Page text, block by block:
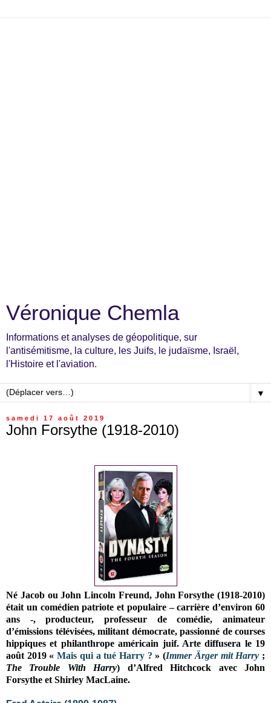
Véronique Chemla
Informations et analyses de géopolitique, sur
l'antisémitisme, la culture, les Juifs, le judaïsme, Israël,
l'Histoire et l'aviation.
▼
samedi 17 août 2019
John Forsythe (1918-2010)
Né Jacob ou John Lincoln Freund, John Forsythe (1918-2010)
était un comédien patriote et populaire – carrière d’environ 60
ans -, producteur, professeur de comédie, animateur
d’émissions télévisées, militant démocrate, passionné de courses
hippiques et philanthrope américain juif. Arte diffusera le 19
août 2019 «Mais qui a tué Harry ? » (Immer Ärger mit Harry ;
The Trouble With Harry) d’Alfred Hitchcock avec John
Forsythe et Shirley MacLaine.